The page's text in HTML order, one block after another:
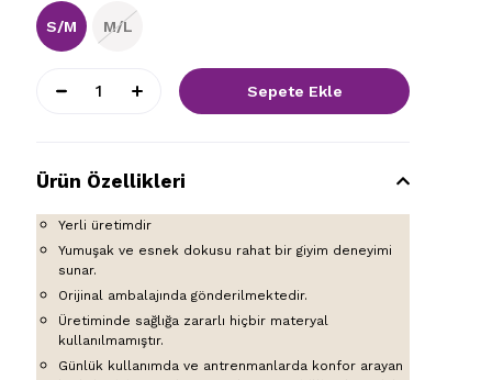
S/M M/L
Ürün Özellikleri
Yerli üretimdir
Yumuşak ve esnek dokusu rahat bir giyim deneyimi
sunar.
Orijinal ambalajında gönderilmektedir.
Üretiminde sağlığa zararlı hiçbir materyal
kullanılmamıştır.
Günlük kullanımda ve antrenmanlarda konfor arayan